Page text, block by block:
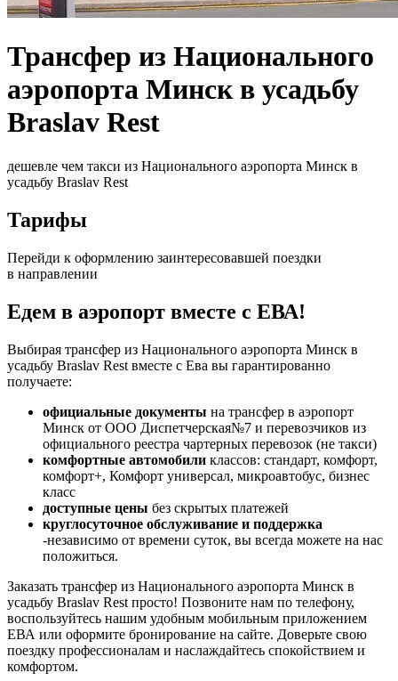
Трансфер из Национального
аэропорта Минск в усадьбу
Braslav Rest
дешевле чем такси из Национального аэропорта Минск в
усадьбу Braslav Rest
Тарифы
Перейди к оформлению заинтересовавшей поездки
в направлении
Едем в аэропорт вместе с ЕВА!
Выбирая трансфер из Национального аэропорта Минск в
усадьбу Braslav Rest вместе с Ева вы гарантированно
получаете:
официальные документы на трансфер в аэропорт
Минск от ООО Диспетчерская№7 и перевозчиков из
официального реестра чартерных перевозок (не такси)
комфортные автомобили классов: стандарт, комфорт,
комфорт+, Комфорт универсал, микроавтобус, бизнес
класс
доступные цены без скрытых платежей
круглосуточное обслуживание и поддержка
-независимо от времени суток, вы всегда можете на нас
положиться.
Заказать трансфер из Национального аэропорта Минск в
усадьбу Braslav Rest просто! Позвоните нам по телефону,
воспользуйтесь нашим удобным мобильным приложением
ЕВА или оформите бронирование на сайте. Доверьте свою
поездку профессионалам и наслаждайтесь спокойствием и
комфортом.